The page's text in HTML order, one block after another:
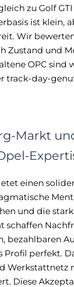
zu Golf
ist klein,
Wir
Zustand und
OPC sind
track-day-
Markt
einen
und die
schaffen
bezahlbaren
Profil perfekt.
Werkstattnetz
Diese